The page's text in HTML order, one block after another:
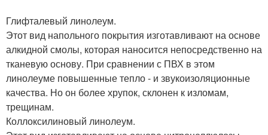
Глифталевый линолеум.
Этот вид напольного покрытия изготавливают на основе
алкидной смолы, которая наносится непосредственно на
тканевую основу. При сравнении с ПВХ в этом
линолеуме повышенные тепло - и звукоизоляционные
качества. Но он более хрупок, склонен к изломам,
трещинам.
Коллоксилиновый линолеум.